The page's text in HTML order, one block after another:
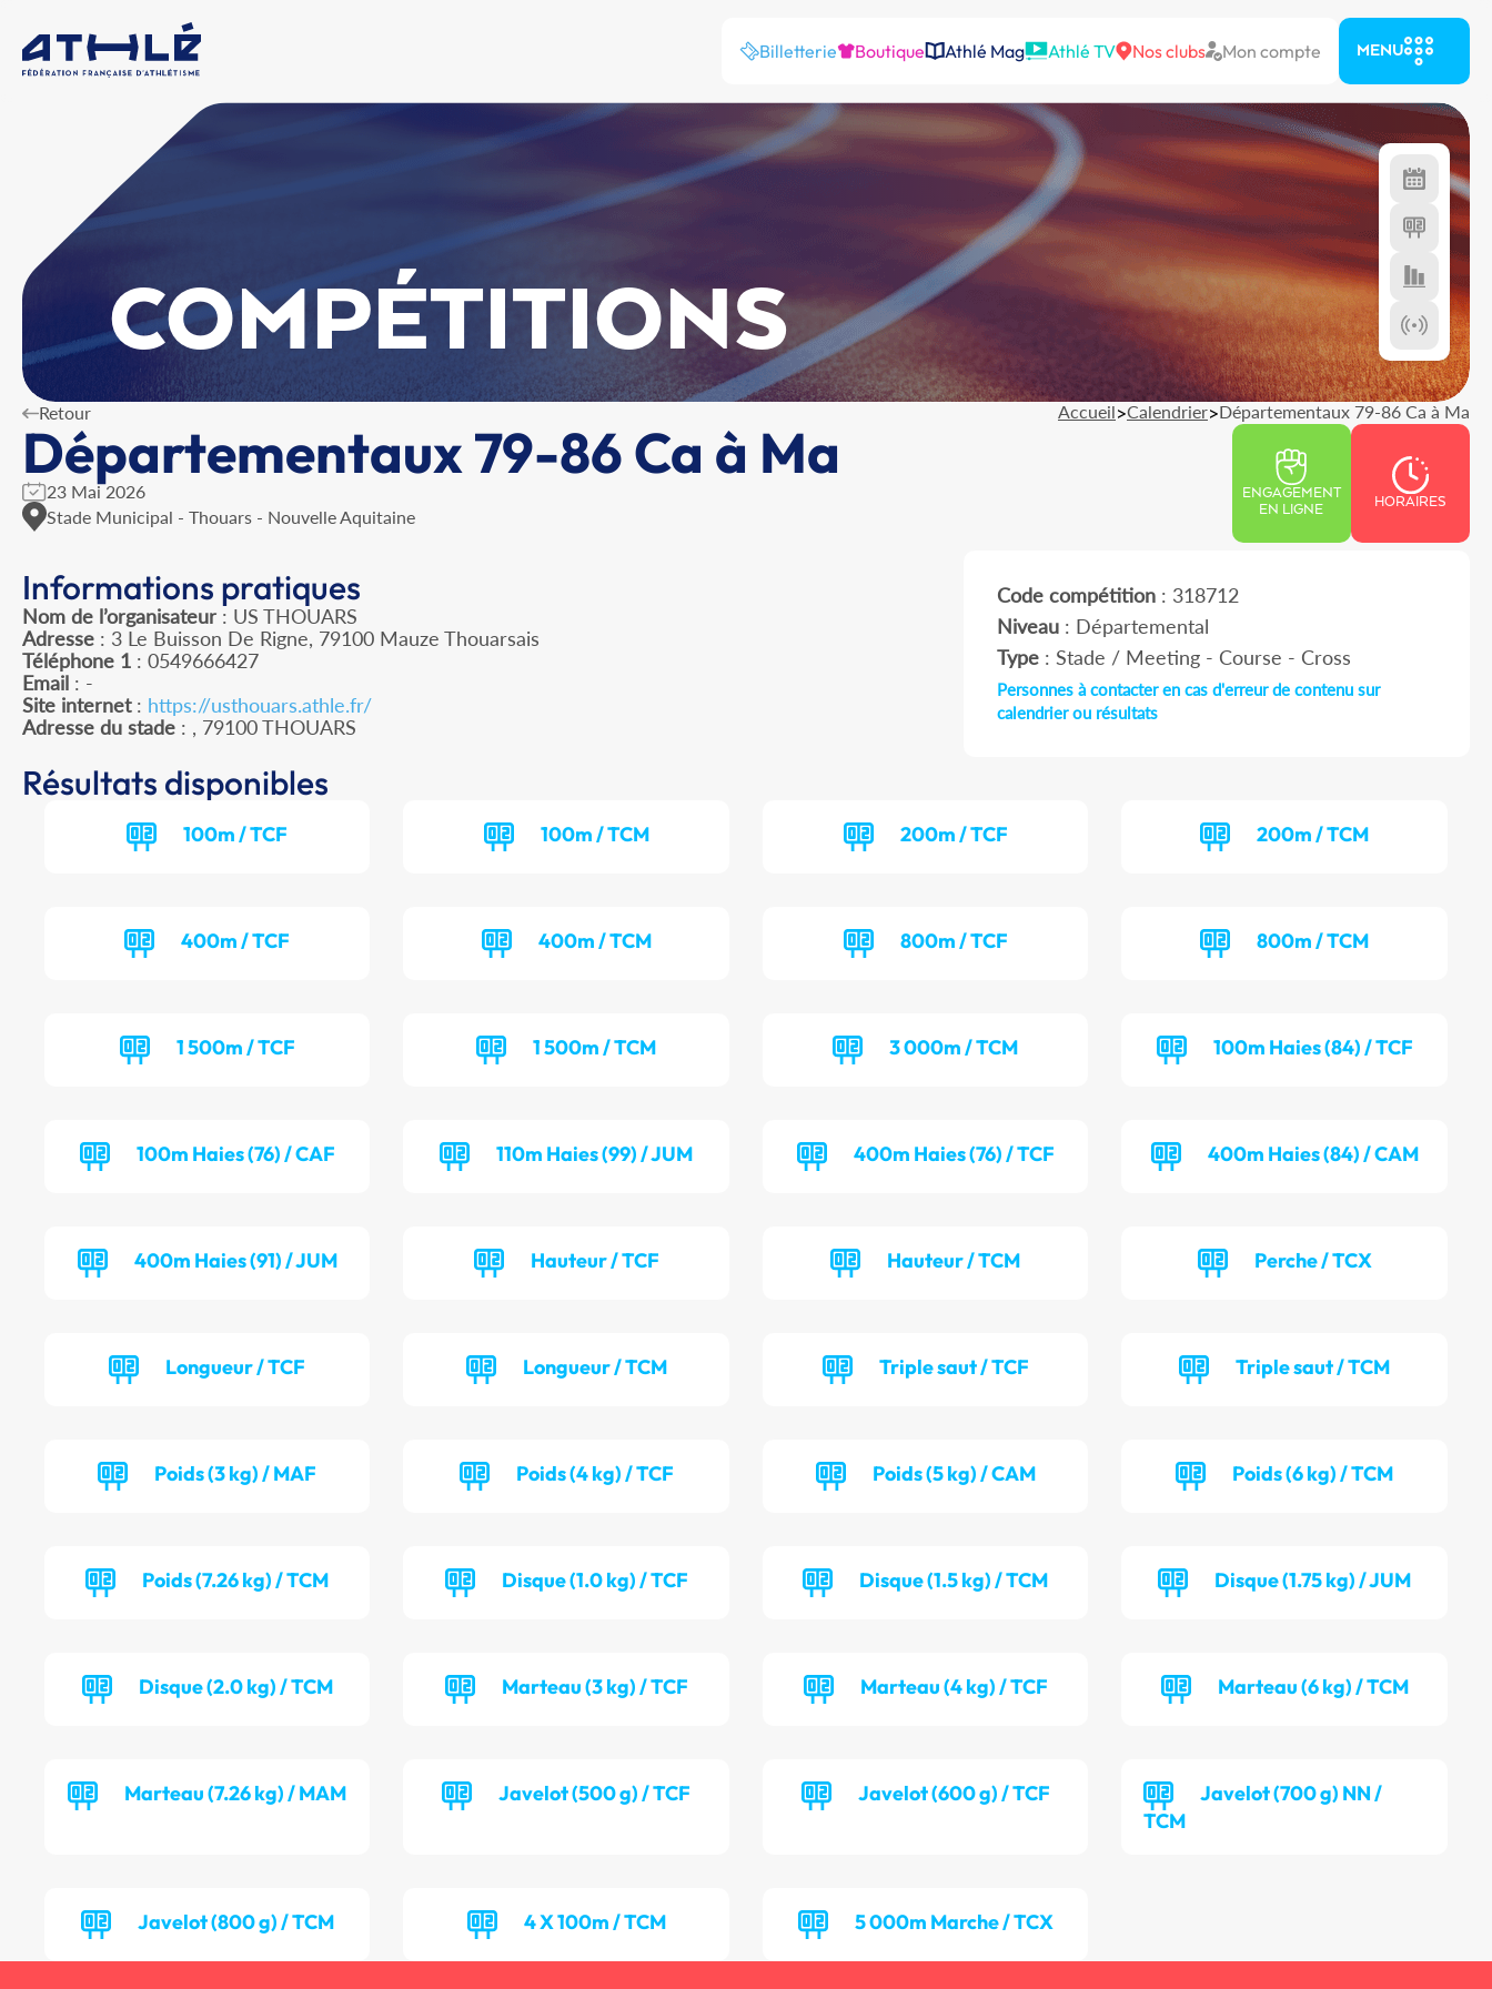
Billetterie Boutique Athlé Mag Athlé TV Nos clubs Mon compte MENU
COMPÉTITIONS
Retour Accueil>Calendrier>Départementaux 79-86 Ca à Ma
Départementaux 79-86 Ca à Ma
23 Mai 2026
Stade Municipal - Thouars - Nouvelle Aquitaine
ENGAGEMENT
EN LIGNE
HORAIRES
Informations pratiques
Nom de l’organisateur : US THOUARS
Adresse : 3 Le Buisson De Rigne, 79100 Mauze Thouarsais
Téléphone 1 : 0549666427
Email : -
Site internet: https://usthouars.athle.fr/
Adresse du stade : , 79100 THOUARS
Code compétition: 318712
Niveau: Départemental
Type: Stade / Meeting - Course - Cross
Personnes à contacter en cas d'erreur de contenu sur
calendrier ou résultats
Résultats disponibles
100m / TCF 100m / TCM 200m / TCF 200m / TCM
400m / TCF 400m / TCM 800m / TCF 800m / TCM
1 500m / TCF 1 500m / TCM 3 000m / TCM 100m Haies (84) / TCF
100m Haies (76) / CAF 110m Haies (99) / JUM 400m Haies (76) / TCF 400m Haies (84) / CAM
400m Haies (91) / JUM Hauteur / TCF Hauteur / TCM Perche / TCX
Longueur / TCF Longueur / TCM Triple saut / TCF Triple saut / TCM
Poids (3 kg) / MAF Poids (4 kg) / TCF Poids (5 kg) / CAM Poids (6 kg) / TCM
Poids (7.26 kg) / TCM Disque (1.0 kg) / TCF Disque (1.5 kg) / TCM Disque (1.75 kg) / JUM
Disque (2.0 kg) / TCM Marteau (3 kg) / TCF Marteau (4 kg) / TCF Marteau (6 kg) / TCM
Marteau (7.26 kg) / MAM Javelot (500 g) / TCF Javelot (600 g) / TCF
Javelot (700 g) NN /
TCM
Javelot (800 g) / TCM 4 X 100m / TCM 5 000m Marche / TCX